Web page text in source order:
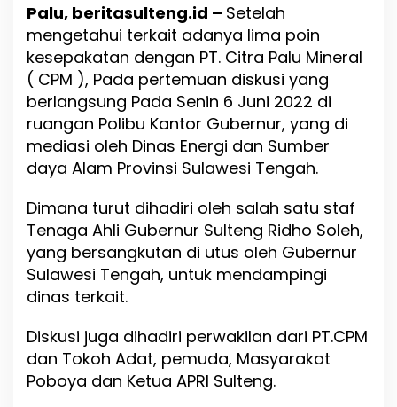
i
I
n
i
A
k
T
u
n
A
k
i
m
K
e
Palu, beritasulteng.id – Setelah
mengetahui terkait adanya lima poin
kesepakatan dengan PT. Citra Palu Mineral
( CPM ), Pada pertemuan diskusi yang
berlangsung Pada Senin 6 Juni 2022 di
ruangan Polibu Kantor Gubernur, yang di
mediasi oleh Dinas Energi dan Sumber
daya Alam Provinsi Sulawesi Tengah.
Dimana turut dihadiri oleh salah satu staf
Tenaga Ahli Gubernur Sulteng Ridho Soleh,
yang bersangkutan di utus oleh Gubernur
Sulawesi Tengah, untuk mendampingi
dinas terkait.
Diskusi juga dihadiri perwakilan dari PT.CPM
dan Tokoh Adat, pemuda, Masyarakat
Poboya dan Ketua APRI Sulteng.